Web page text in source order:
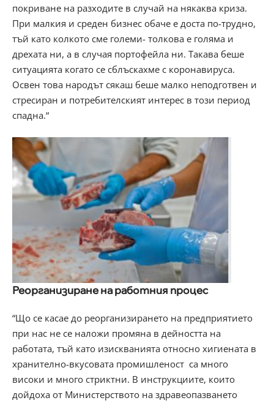
покриване на разходите в случай на някаква криза.
При малкия и среден бизнес обаче е доста по-трудно,
тъй като колкото сме големи- толкова е голяма и
дрехата ни, а в случая портофейла ни. Такава беше
ситуацията когато се сблъскахме с коронавируса.
Освен това народът сякаш беше малко неподготвен и
стресиран и потребителският интерес в този период
спадна.“
Реорганизиране на работния процес
“Що се касае до реорганизирането на предприятието
при нас не се наложи промяна в дейността на
работата, тъй като изискванията относно хигиената в
хранително-вкусовата промишленост са много
високи и много стриктни. В инструкциите, които
дойдоха от Министерството на здравеопазването